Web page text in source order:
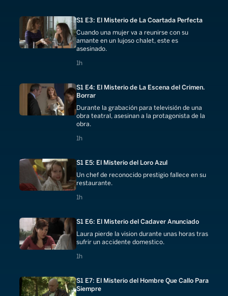
S1 E3: El Misterio de La Coartada Perfecta
Cuando una mujer va a reunirse con su
amante en un lujoso chalet, este es
asesinado.
1h
1 hours
S1 E4: El Misterio de La Escena del Crimen.
Borrar
Durante la grabación para televisión de una
obra teatral, asesinan a la protagonista de la
obra.
1h
1 hours
S1 E5: El Misterio del Loro Azul
Un chef de reconocido prestigio fallece en su
restaurante.
1h
1 hours
S1 E6: El Misterio del Cadaver Anunciado
Laura pierde la vision durante unas horas tras
sufrir un accidente domestico.
1h
1 hours
S1 E7: El Misterio del Hombre Que Callo Para
Siempre